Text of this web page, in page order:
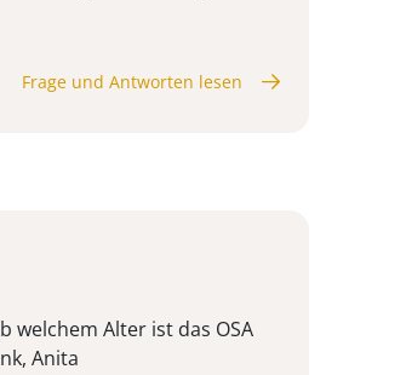
Frage und Antworten lesen
welchem Alter ist das OSA
Anita